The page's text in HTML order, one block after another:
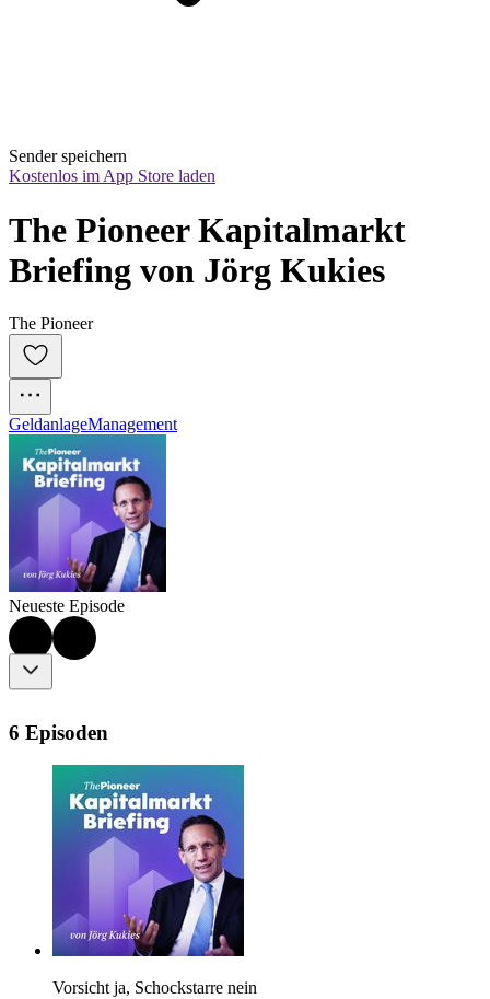
Sender speichern
Kostenlos im App Store laden
The Pioneer Kapitalmarkt
Briefing von Jörg Kukies
The Pioneer
GeldanlageManagement
Neueste Episode
6 Episoden
Vorsicht ja, Schockstarre nein